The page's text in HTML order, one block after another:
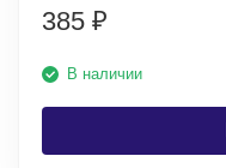
385 ₽
В наличии